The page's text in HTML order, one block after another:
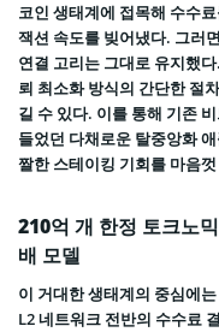
코인 생태계에 접목해 수수
잭션 속도를 빚어냈다. 그러
연결 고리는 그대로 유지했
뢰 최소화 방식의 간단한 절
길 수 있다. 이를 통해 기존
들었던 다채로운 탈중앙화
짤한 스테이킹 기회를 마음
210억 개 한정 토크노
배 모델
이 거대한 생태계의 중심에
L2 네트워크 전반의 수수료